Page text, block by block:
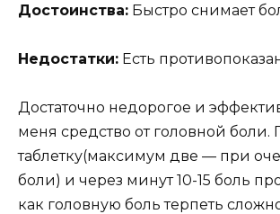
Достоинства: Быстро снимает
Недостатки: Есть
Достаточно недорогое и
меня средство от головной
таблетку(максимум две — при
боли) и через минут 10-15 боль
как головную боль терпеть